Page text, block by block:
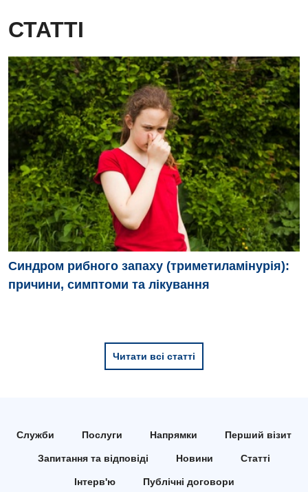
СТАТТІ
Синдром рибного запаху (триметиламінурія):
причини, симптоми та лікування
Читати всі статті
Служби Послуги Напрямки Перший візит
Запитання та відповіді Новини Статті
Інтерв'ю Публічні договори